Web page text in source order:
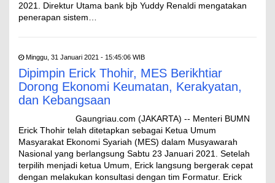
2021. Direktur Utama bank bjb Yuddy Renaldi mengatakan
penerapan sistem…
Minggu, 31 Januari 2021 - 15:45:06 WIB
Dipimpin Erick Thohir, MES Berikhtiar
Dorong Ekonomi Keumatan, Kerakyatan,
dan Kebangsaan
Gaungriau.com (JAKARTA) -- Menteri BUMN
Erick Thohir telah ditetapkan sebagai Ketua Umum
Masyarakat Ekonomi Syariah (MES) dalam Musyawarah
Nasional yang berlangsung Sabtu 23 Januari 2021. Setelah
terpilih menjadi ketua Umum, Erick langsung bergerak cepat
dengan melakukan konsultasi dengan tim Formatur. Erick